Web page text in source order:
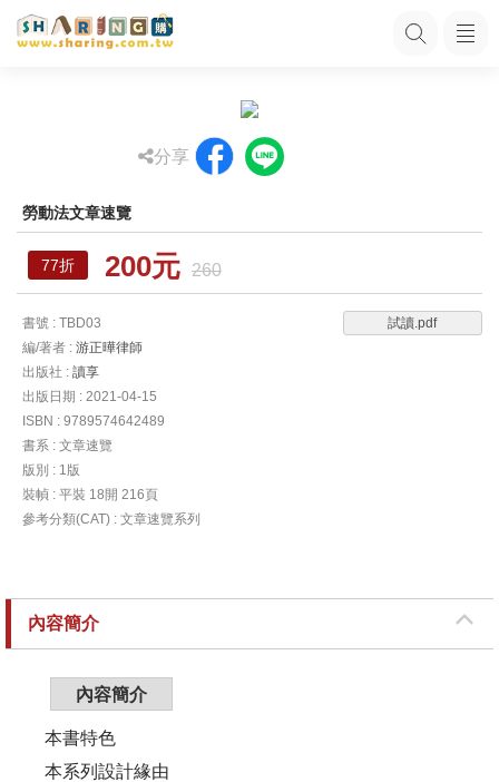
分享
勞動法文章速覽
77折 200元 260
書號 : TBD03
編/著者 : 游正曄律師
出版社 : 讀享
出版日期 : 2021-04-15
ISBN : 9789574642489
書系 : 文章速覽
版別 : 1版
裝幀 : 平裝 18開 216頁
參考分類(CAT) : 文章速覽系列
試讀.pdf
內容簡介
內容簡介
本書特色
本系列設計緣由